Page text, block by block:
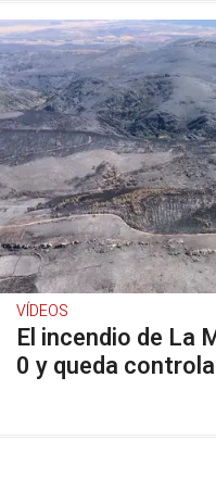
VÍDEOS
El incendio de La
0 y queda